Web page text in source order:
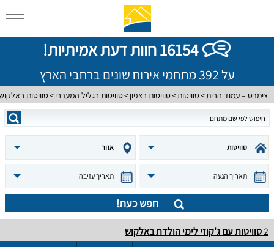
16154 חוות דעת אמיתיות!
על 392 מתחמי אירוח שונים ברחבי הארץ
צימרס – עמוד הבית סוויטות סוויטות בצפון סוויטות בגליל המערבי סוויטות
סוויטות אזור
תאריך הגעה תאריך עזיבה
חפש כעת!
2סוויטות עם ג'קוזי לימי הולדת באלקוש